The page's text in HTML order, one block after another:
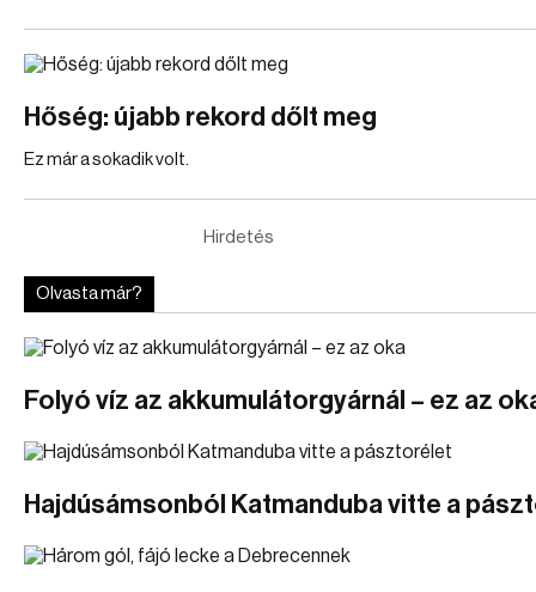
Hőség: újabb rekord dőlt meg
Ez már a sokadik volt.
Hirdetés
Olvasta már?
Folyó víz az akkumulátorgyárnál – ez az
Hajdúsámsonból Katmanduba vitte a